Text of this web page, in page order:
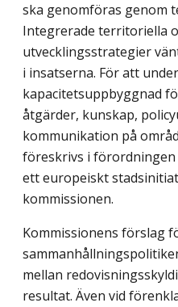
ska genomföras genom
Integrerade territoriella
utvecklingsstrategier
i insatserna. För att
kapacitetsuppbyggnad
åtgärder, kunskap,
kommunikation på
föreskrivs i
ett europeiskt
kommissionen.
Kommissionens förslag
mellan
resultat. Även vid